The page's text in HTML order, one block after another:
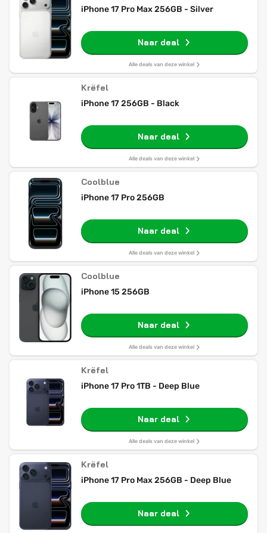
iPhone 17 Pro Max 256GB - Silver
Naar deal
Alle deals van deze winkel
Krëfel
iPhone 17 256GB - Black
Naar deal
Alle deals van deze winkel
Coolblue
iPhone 17 Pro 256GB
Naar deal
Alle deals van deze winkel
Coolblue
iPhone 15 256GB
Naar deal
Alle deals van deze winkel
Krëfel
iPhone 17 Pro 1TB - Deep Blue
Naar deal
Alle deals van deze winkel
Krëfel
iPhone 17 Pro Max 256GB - Deep Blue
Naar deal